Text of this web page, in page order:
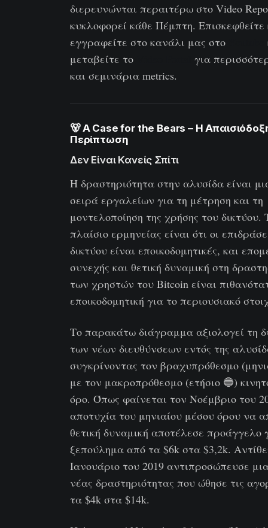
διερευνώνται περαιτέρω στο Video
κυκλοφορεί κάθε Πέμπτη. Επισκεφθείτε
εγγραφείτε στο κανάλι μας στο
μεταβείτε το
για
και σεμινάρια metrics.
🐻 A Case for the Bears – Η
Περίπτωση
Δεν Είναι Κανείς Σπίτι
Η δραστηριότητα στην αλυσίδα είναι
σειρά εργαλείων για τη μέτρηση και τη
μοντελοποίηση της χρήσης του δικτύου.
πλαίσιο ερμηνείας είναι ότι οι
δικτύου είναι εποικοδομητικές, και
συνεχής και θετική δυναμική στη
των χρηστών του Bitcoin είναι
εποικοδομητική για το περιουσιακό
Το παρακάτω διάγραμμα αξιολογεί τη
των νέων διευθύνσεων εντός της
συγκρίνοντας τον βραχυπρόθεσμο
με τον μακροπρόθεσμο (ετήσιο 🔵)
όρο. Όπως φαίνεται τον Νοέμβριο του
αποτυχία του μηνιαίου μέσου όρου να
θετική δυναμική αποτέλεσε προάγγελο
ξεπούλημα από τα $6k στα $3,2k.
Ιανουάριο του 2019 αντιπροσώπευσε
νέας δραστηριότητας που ώθησε τις
τα $4k στα $14k.